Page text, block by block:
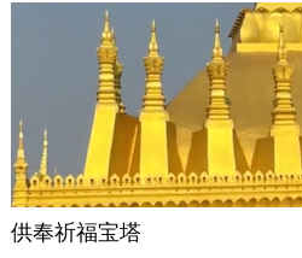
供奉祈福宝塔